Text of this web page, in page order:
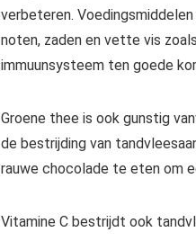
verbeteren.
noten, zaden en vette vis
immuunsysteem ten goede
Groene thee is ook gunstig
de bestrijding van
rauwe chocolade te eten om
Vitamine C bestrijdt ook